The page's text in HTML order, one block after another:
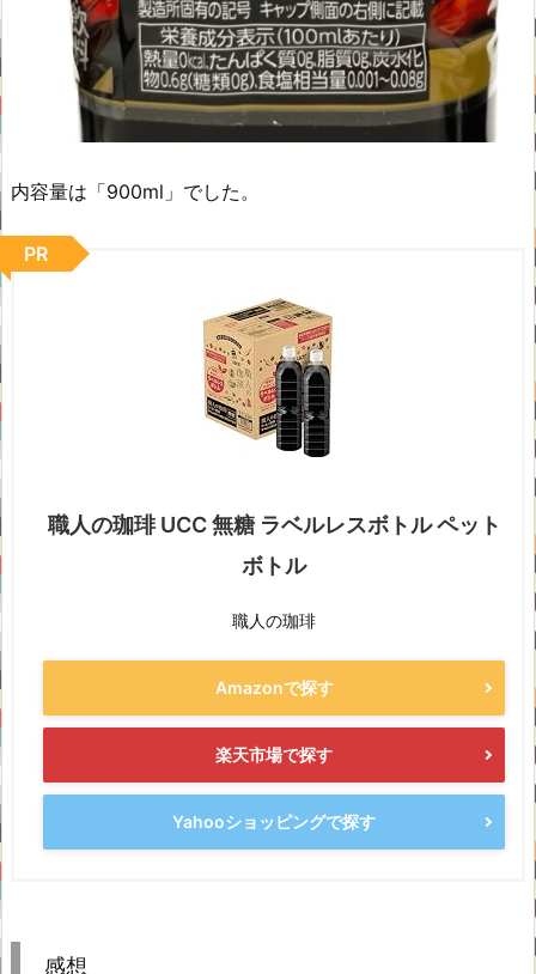
内容量は「900ml」でした。
職人の珈琲 UCC 無糖 ラベルレスボトル ペット
ボトル
職人の珈琲
Amazonで探す
楽天市場で探す
Yahooショッピングで探す
PR
感想